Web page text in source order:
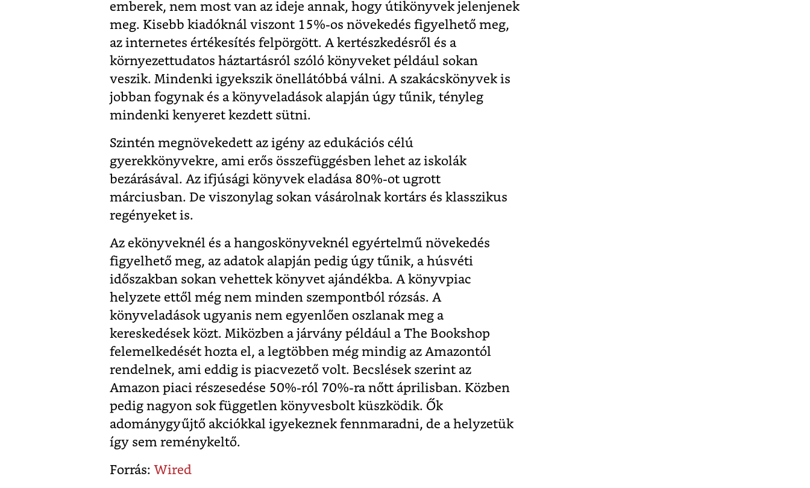
emberek, nem most van az ideje annak, hogy útikönyvek jelenjenek
meg. Kisebb kiadóknál viszont 15%-os növekedés figyelhető meg,
az internetes értékesítés felpörgött. A kertészkedésről és a
környezettudatos háztartásról szóló könyveket például sokan
veszik. Mindenki igyekszik önellátóbbá válni. A szakácskönyvek is
jobban fogynak és a könyveladások alapján úgy tűnik, tényleg
mindenki kenyeret kezdett sütni.
Szintén megnövekedett az igény az edukációs célú
gyerekkönyvekre, ami erős összefüggésben lehet az iskolák
bezárásával. Az ifjúsági könyvek eladása 80%-ot ugrott
márciusban. De viszonylag sokan vásárolnak kortárs és klasszikus
regényeket is.
Az ekönyveknél és a hangoskönyveknél egyértelmű növekedés
figyelhető meg, az adatok alapján pedig úgy tűnik, a húsvéti
időszakban sokan vehettek könyvet ajándékba. A könyvpiac
helyzete ettől még nem minden szempontból rózsás. A
könyveladások ugyanis nem egyenlően oszlanak meg a
kereskedések közt. Miközben a járvány például a The Bookshop
felemelkedését hozta el, a legtöbben még mindig az Amazontól
rendelnek, ami eddig is piacvezető volt. Becslések szerint az
Amazon piaci részesedése 50%-ról 70%-ra nőtt áprilisban. Közben
pedig nagyon sok független könyvesbolt küszködik. Ők
adománygyűjtő akciókkal igyekeznek fennmaradni, de a helyzetük
így sem reménykeltő.
Forrás: Wired